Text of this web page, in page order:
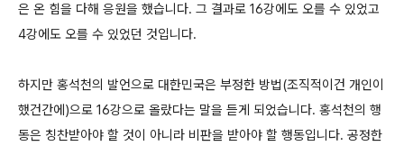
은 온 힘을 다해 응원을 했습니다. 그 결과로 16강에도 오를 수 있었고
4강에도 오를 수 있었던 것입니다.
하지만 홍석천의 발언으로 대한민국은 부정한 방법(조직적이건 개인이
했건간에)으로 16강으로 올랐다는 말을 듣게 되었습니다. 홍석천의 행
동은 칭찬받아야 할 것이 아니라 비판을 받아야 할 행동입니다. 공정한